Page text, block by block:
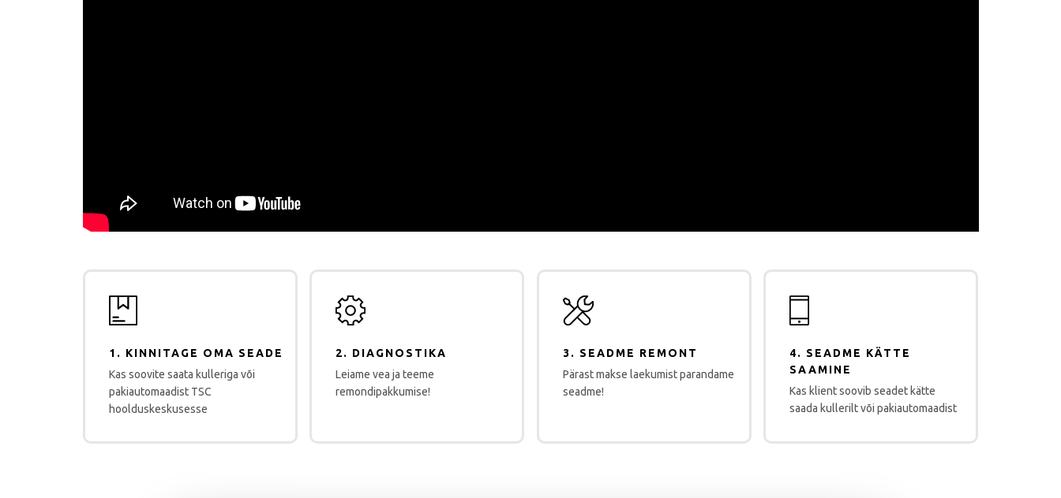
1. KINNITAGE OMA SEADE
Kas soovite saata kulleriga või
pakiautomaadist TSC
hoolduskeskusesse
2. DIAGNOSTIKA
Leiame vea ja teeme
remondipakkumise!
3. SEADME REMONT
Pärast makse laekumist parandame
seadme!
4. SEADME KÄTTE
SAAMINE
Kas klient soovib seadet kätte
saada kullerilt või pakiautomaadist